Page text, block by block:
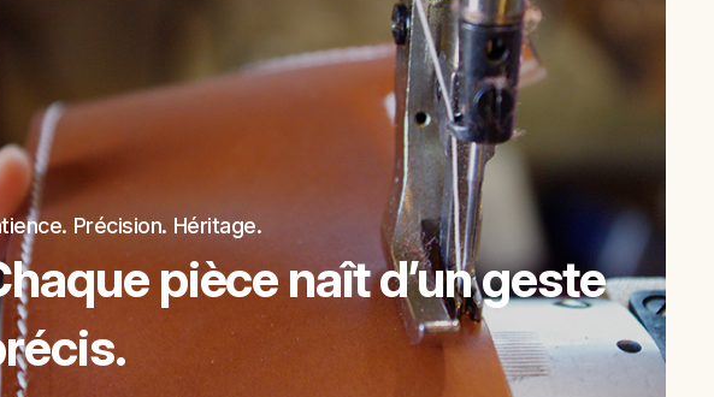
Précision. Héritage.
pièce naît d’un geste